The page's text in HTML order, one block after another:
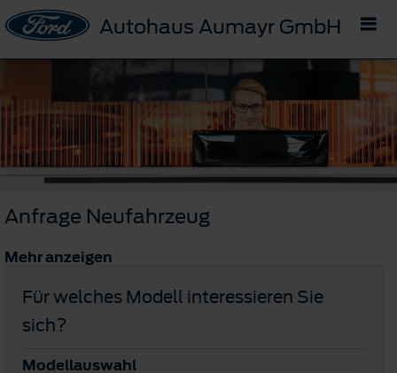
Autohaus Aumayr GmbH
Anfrage Neufahrzeug
Mehr anzeigen
Für welches Modell interessieren Sie
sich?
Modellauswahl